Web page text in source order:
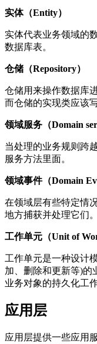
实体（Entity）
实体代表业务领域的
数据库表。
仓储（Repository）
仓储用来操作数据库
而仓储的实现类应该
领域服务（Domain
当处理的业务规则跨
服务方法里面。
领域事件（Domain
在领域层有些特定情
地方捕获并处理它们。
工作单元（Unit of
工作单元是一种设计
加、删除和更新等)的
业务对象的持久化工
应用层
应用层提供一些应用